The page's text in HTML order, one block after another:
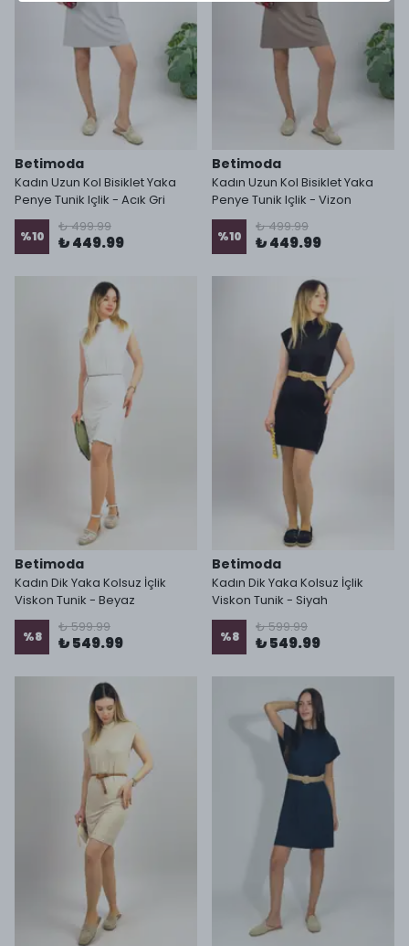
Betimoda
Kadın Uzun Kol Bisiklet Yaka
Penye Tunik Içlik - Acık Gri
%10
₺ 499.99
₺ 449.99
Betimoda
Kadın Uzun Kol Bisiklet Yaka
Penye Tunik Içlik - Vizon
%10
₺ 499.99
₺ 449.99
Betimoda
Kadın Dik Yaka Kolsuz İçlik
Viskon Tunik - Beyaz
%8
₺ 599.99
₺ 549.99
Betimoda
Kadın Dik Yaka Kolsuz İçlik
Viskon Tunik - Siyah
%8
₺ 599.99
₺ 549.99